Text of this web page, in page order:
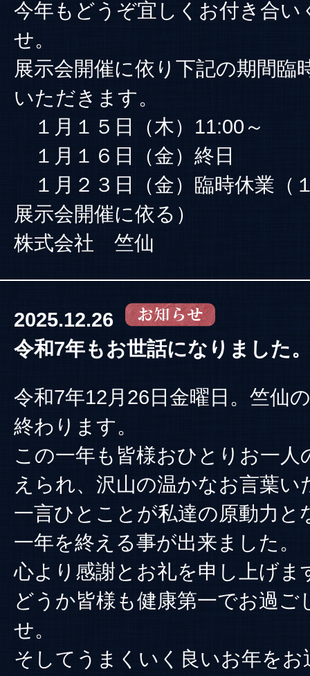
今年もどうぞ宜しくお付き合い
せ。
展示会開催に依り下記の期間臨
いただきます。
１月１５日（木）11:00～
１月１６日（金）終日
１月２３日（金）臨時休業（
展示会開催に依る）
株式会社 竺仙
2025.12.26
令和7年もお世話になりました
令和7年12月26日金曜日。竺仙
終わります。
この一年も皆様おひとりお一人
えられ、沢山の温かなお言葉い
一言ひとことが私達の原動力と
一年を終える事が出来ました。
心より感謝とお礼を申し上げま
どうか皆様も健康第一でお過ご
せ。
そしてうまくいく良いお年を